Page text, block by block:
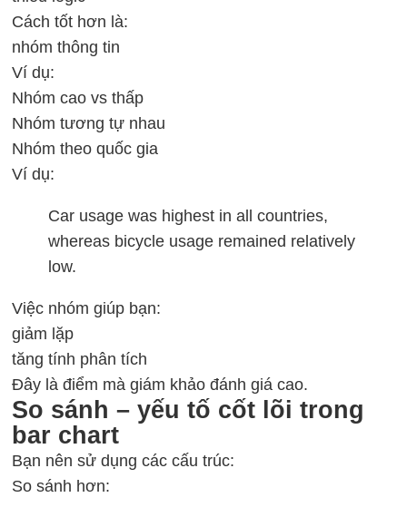
Cách tốt hơn là:
nhóm thông tin
Ví dụ:
Nhóm cao vs thấp
Nhóm tương tự nhau
Nhóm theo quốc gia
Ví dụ:
Car usage was highest in all countries,
whereas bicycle usage remained relatively
low.
Việc nhóm giúp bạn:
giảm lặp
tăng tính phân tích
Đây là điểm mà giám khảo đánh giá cao.
So sánh – yếu tố cốt lõi trong
bar chart
Bạn nên sử dụng các cấu trúc:
So sánh hơn: